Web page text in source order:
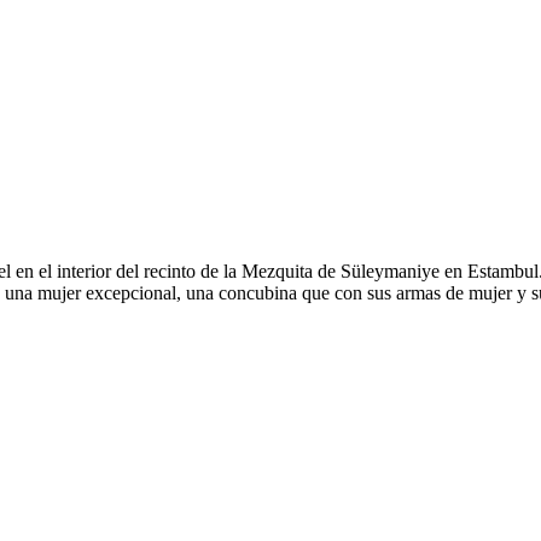
en el interior del recinto de la Mezquita de Süleymaniye en
mujer excepcional, una concubina que con sus armas de mujer y